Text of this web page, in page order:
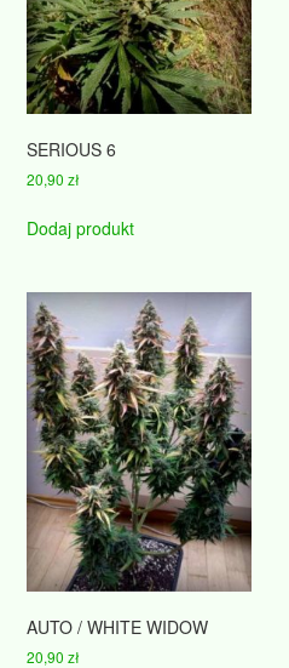
SERIOUS 6
20,90zł
Dodaj produkt
AUTO / WHITE WIDOW
20,90zł